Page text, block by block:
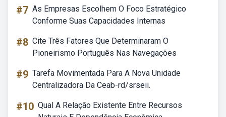
#7 As Empresas Escolhem O Foco Estratégico
Conforme Suas Capacidades Internas
#8 Cite Três Fatores Que Determinaram O
Pioneirismo Português Nas Navegações
#9 Tarefa Movimentada Para A Nova Unidade
Centralizadora Da Ceab-rd/srseii.
#10 Qual A Relação Existente Entre Recursos